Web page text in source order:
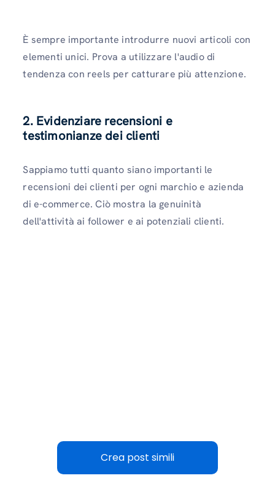
È sempre importante introdurre nuovi articoli con
elementi unici. Prova a utilizzare l'audio di
tendenza con reels per catturare più attenzione.
2. Evidenziare recensioni e
testimonianze dei clienti
Sappiamo tutti quanto siano importanti le
recensioni dei clienti per ogni marchio e azienda
di e-commerce. Ciò mostra la genuinità
dell'attività ai follower e ai potenziali clienti.
Crea post simili